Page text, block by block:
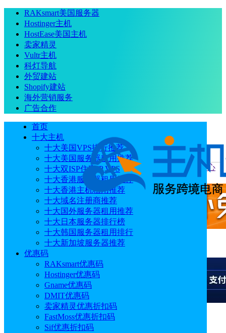
RAKsmart美国服务器
Hostinger主机
HostEase美国主机
卖家精灵
Vultr主机
科灯导航
外贸建站
Shopify建站
海外营销服务
广告合作
首页
十大主机
十大美国VPS排行推荐
十大美国服务器租用推荐
十大双ISP住宅IP VPS
十大香港服务器租用推荐
十大香港主机租用推荐
十大域名注册商推荐
十大国外服务器租用推荐
十大日本服务器排行榜
十大韩国服务器租用排行
十大新加坡服务器推荐
优惠码
RAKsmart优惠码
Hostinger优惠码
Gname优惠码
DMIT优惠码
卖家精灵优惠折扣码
FastMoss优惠折扣码
Sif优惠折扣码
当前位置：首页 主机新闻 ColoCrossing美国布法罗数据中心
扩建更新中 提供更大的场地空间和电力容量